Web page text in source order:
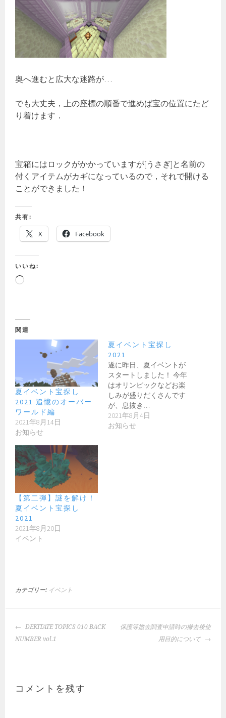
奥へ進むと広大な迷路が…
でも大丈夫，上の座標の順番で進めば宝の位置にたど
り着けます．
宝箱にはロックがかかっていますが[うさぎ]と名前の
付くアイテムがカギになっているので，それで開ける
ことができました！
共有:
X Facebook
いいね:
読
み
中…
関連
夏イベント宝探し
2021 追憶のオーバー
ワールド編
2021年8月14日
お知らせ
夏イベント宝探し
2021
遂に昨日、夏イベントが
スタートしました！ 今年
はオリンピックなどお楽
しみが盛りだくさんです
が、息抜き…
2021年8月4日
お知らせ
【第二弾】謎を解け！
夏イベント宝探し
2021
2021年8月20日
イベント
カテゴリー: イベント
投
稿
ー
DEKITATE TOPICS 010 BACK
NUMBER vol.1
保護等撤去調査申請時の撤去後使
用目的について
コメントを残す